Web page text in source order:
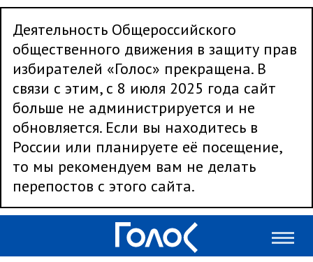
Деятельность Общероссийского
общественного движения в защиту прав
избирателей «Голос» прекращена. В
связи с этим, с 8 июля 2025 года сайт
больше не администрируется и не
обновляется. Если вы находитесь в
России или планируете её посещение,
то мы рекомендуем вам не делать
перепостов с этого сайта.